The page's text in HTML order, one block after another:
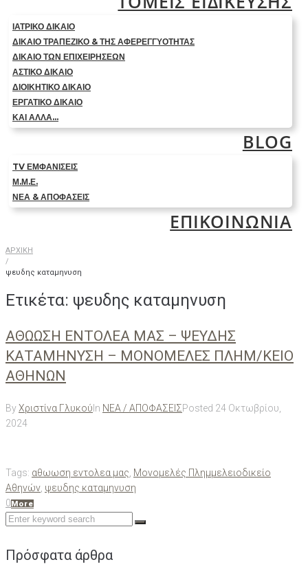
ΙΑΤΡΙΚΟ ΔΙΚΑΙΟ
ΔΙΚΑΙΟ ΤΡΑΠΕΖΙΚΟ & ΤΗΣ ΑΦΕΡΕΓΓΥΟΤΗΤΑΣ
ΔΙΚΑΙΟ ΤΩΝ ΕΠΙΧΕΙΡΗΣΕΩΝ
ΑΣΤΙΚΟ ΔΙΚΑΙΟ
ΔΙΟΙΚΗΤΙΚΟ ΔΙΚΑΙΟ
ΕΡΓΑΤΙΚΟ ΔΙΚΑΙΟ
ΚΑΙ ΑΛΛΑ…
BLOG
TV ΕΜΦΑΝΙΣΕΙΣ
Μ.Μ.Ε.
ΝΕΑ & ΑΠΟΦΑΣΕΙΣ
ΕΠΙΚΟΙΝΩΝΙΑ
ΑΡΧΙΚΗ
/
ψευδης καταμηνυση
Ετικέτα: ψευδης καταμηνυση
AΘΩΩΣΗ ΕΝΤΟΛΕΑ ΜΑΣ – ΨΕΥΔΗΣ
ΚΑΤΑΜΗΝΥΣΗ – ΜΟΝΟΜΕΛΕΣ ΠΛΗΜ/ΚΕΙΟ
ΑΘΗΝΩΝ
ByΧριστίνα Γλυκού In ΝΕΑ / ΑΠΟΦΑΣΕΙΣPosted 24 Οκτωβρίου,
2024
Tags: αθωωση εντολεα μας Μονομελές Πλημμελειοδικείο
Αθηνών ψευδης καταμηνυση
0 More
Search
Πρόσφατα άρθρα